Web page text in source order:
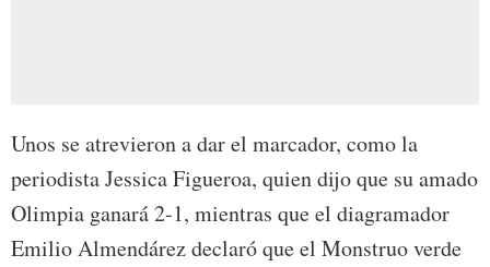
Unos se atrevieron a dar el marcador, como la
periodista Jessica Figueroa, quien dijo que su amado
Olimpia ganará 2-1, mientras que el diagramador
Emilio Almendárez declaró que el Monstruo verde